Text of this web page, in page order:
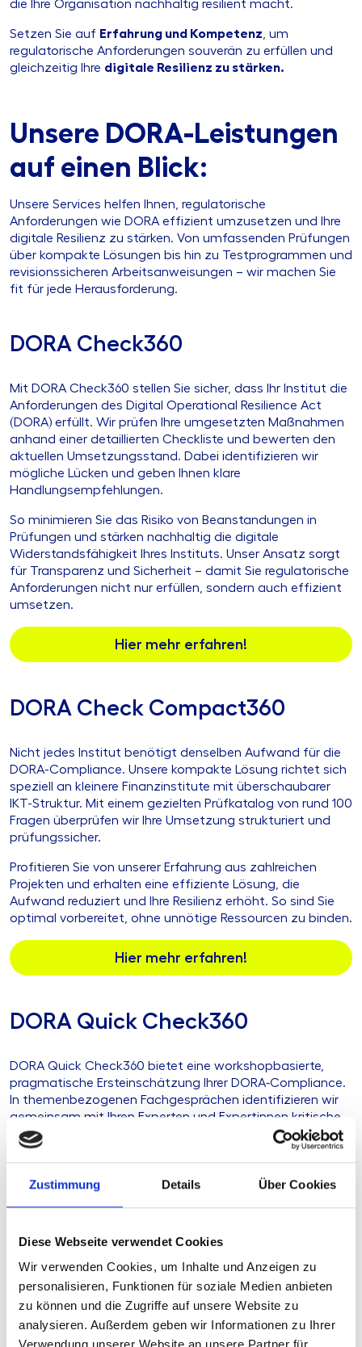
Zustimmung Details Über Cookies
Diese Webseite verwendet Cookies
Wir verwenden Cookies, um Inhalte und Anzeigen zu
personalisieren, Funktionen für soziale Medien anbieten
zu können und die Zugriffe auf unsere Website zu
analysieren. Außerdem geben wir Informationen zu Ihrer
die Ihre Organisation nachhaltig resilient macht.
Setzen Sie auf Erfahrung und Kompetenz, um
regulatorische Anforderungen souverän zu erfüllen und
gleichzeitig Ihre digitale Resilienz zu stärken.
Unsere DORA-Leistungen
auf einen Blick:
Unsere Services helfen Ihnen, regulatorische
Anforderungen wie DORA effizient umzusetzen und Ihre
digitale Resilienz zu stärken. Von umfassenden Prüfungen
über kompakte Lösungen bis hin zu Testprogrammen und
revisionssicheren Arbeitsanweisungen – wir machen Sie
fit für jede Herausforderung.
DORA Check360
Mit DORA Check360 stellen Sie sicher, dass Ihr Institut die
Anforderungen des Digital Operational Resilience Act
(DORA) erfüllt. Wir prüfen Ihre umgesetzten Maßnahmen
anhand einer detaillierten Checkliste und bewerten den
aktuellen Umsetzungsstand. Dabei identifizieren wir
mögliche Lücken und geben Ihnen klare
Handlungsempfehlungen.
So minimieren Sie das Risiko von Beanstandungen in
Prüfungen und stärken nachhaltig die digitale
Widerstandsfähigkeit Ihres Instituts. Unser Ansatz sorgt
für Transparenz und Sicherheit – damit Sie regulatorische
Anforderungen nicht nur erfüllen, sondern auch effizient
umsetzen.
Hier mehr erfahren!
DORA Check Compact360
Nicht jedes Institut benötigt denselben Aufwand für die
DORA-Compliance. Unsere kompakte Lösung richtet sich
speziell an kleinere Finanzinstitute mit überschaubarer
IKT-Struktur. Mit einem gezielten Prüfkatalog von rund 100
Fragen überprüfen wir Ihre Umsetzung strukturiert und
prüfungssicher.
Profitieren Sie von unserer Erfahrung aus zahlreichen
Projekten und erhalten eine effiziente Lösung, die
Aufwand reduziert und Ihre Resilienz erhöht. So sind Sie
optimal vorbereitet, ohne unnötige Ressourcen zu binden.
Hier mehr erfahren!
DORA Quick Check360
DORA Quick Check360 bietet eine workshopbasierte,
pragmatische Ersteinschätzung Ihrer DORA‑Compliance.
In themenbezogenen Fachgesprächen identifizieren wir
gemeinsam mit Ihren Experten und Expertinnen kritische
Handlungsfelder, Umsetzungsrisiken und
Optimierungspotenziale - effizient, fokussiert und
Testprogramm360
Ein robustes Testprogramm ist entscheidend für digitale